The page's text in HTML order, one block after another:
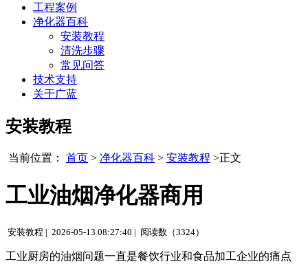
工程案例
净化器百科
安装教程
清洗步骤
常见问答
技术支持
关于广蓝
安装教程
当前位置： 首页 > 净化器百科 > 安装教程 >正文
工业油烟净化器商用
安装教程 | 2026-05-13 08:27:40 | 阅读数（3324）
工业厨房的油烟问题一直是餐饮行业和食品加工企业的痛点